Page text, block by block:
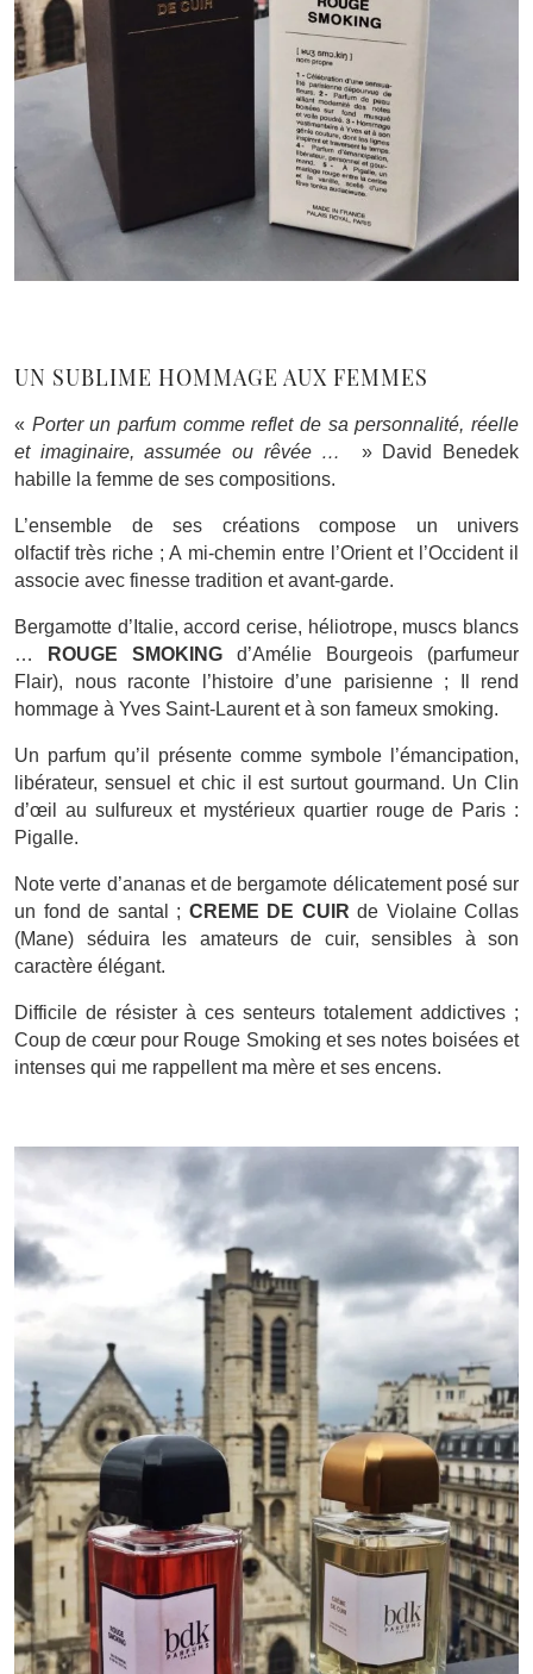
UN SUBLIME HOMMAGE AUX FEMMES
« Porter un parfum comme reflet de sa personnalité, réelle
et imaginaire, assumée ou rêvée …
» David Benedek
habille la femme de ses compositions.
L’ensemble de ses créations compose un univers
olfactif très riche ; A mi-chemin entre l’Orient et l’Occident il
associe avec finesse tradition et avant-garde.
Bergamotte d’Italie, accord cerise, héliotrope, muscs blancs
…
ROUGE SMOKING d’Amélie Bourgeois (parfumeur
Flair), nous raconte l’histoire d’une parisienne ; Il rend
hommage à Yves Saint-Laurent et à son fameux smoking.
Un parfum qu’il présente comme symbole l’émancipation,
libérateur, sensuel et chic il est surtout gourmand. Un Clin
d’œil au sulfureux et mystérieux quartier rouge de Paris :
Pigalle.
Note verte d’ananas et de bergamote délicatement posé sur
un fond de santal ; CREME DE CUIR de Violaine Collas
(Mane) séduira les amateurs de cuir, sensibles à son
caractère élégant.
Difficile de résister à ces senteurs totalement addictives ;
Coup de cœur pour Rouge Smoking et ses notes boisées et
intenses qui me rappellent ma mère et ses encens.